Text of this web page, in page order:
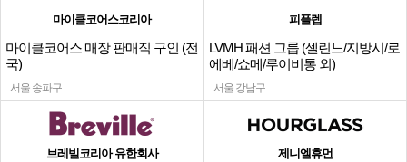
마이클코어스코리아
마이클코어스 매장 판매직 구인 (전
국)
서울 송파구
피플렙
LVMH 패션 그룹 (셀린느/지방시/로
에베/쇼메/루이비통 외)
서울 강남구
브레빌코리아 유한회사 제니엘휴먼